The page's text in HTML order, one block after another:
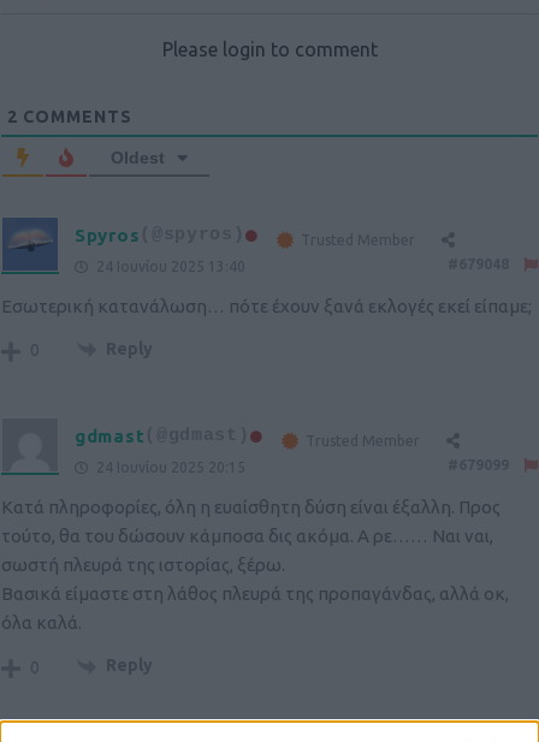
Please login to comment
2 COMMENTS
Oldest
Spyros
Trusted Member
24 Ιουνίου 2025 13:40
Εσωτερική κατανάλωση… πότε έχουν ξανά εκλογές εκεί είπαμε;
0 Reply
gdmast
Trusted Member
24 Ιουνίου 2025 20:15
Κατά πληροφορίες, όλη η ευαίσθητη δύση είναι έξαλλη. Προς
τούτο, θα του δώσουν κάμποσα δις ακόμα. Α ρε…… Ναι ναι,
σωστή πλευρά της ιστορίας, ξέρω.
Βασικά είμαστε στη λάθος πλευρά της προπαγάνδας, αλλά οκ,
όλα καλά.
0 Reply